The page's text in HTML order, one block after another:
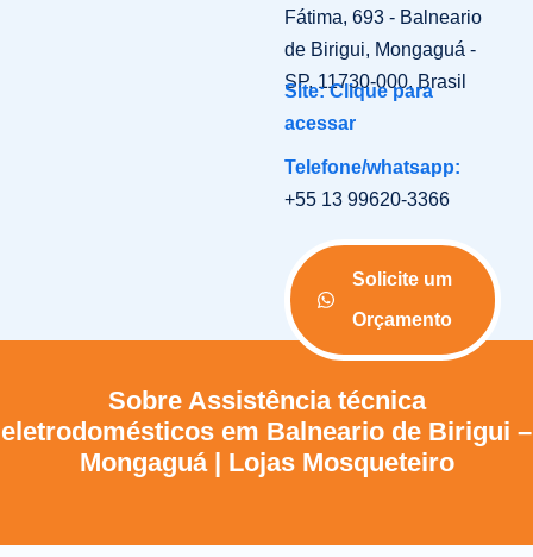
Fátima, 693 - Balneario
de Birigui, Mongaguá -
SP, 11730-000, Brasil
Site: Clique para
acessar
Telefone/whatsapp:
+55 13 99620-3366
Solicite um
Orçamento
Sobre Assistência técnica
eletrodomésticos em Balneario de Birigui –
Mongaguá | Lojas Mosqueteiro